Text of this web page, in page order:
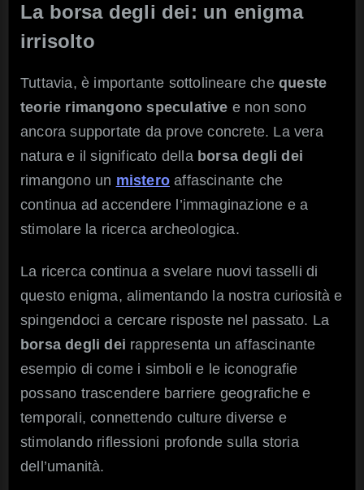
La borsa degli dei: un enigma
irrisolto
Tuttavia, è importante sottolineare chequeste
teorie rimangono speculative e non sono
ancora supportate da prove concrete. La vera
natura e il significato della borsa degli dei
rimangono un mistero affascinante che
continua ad accendere l’immaginazione e a
stimolare la ricerca archeologica.
La ricerca continua a svelare nuovi tasselli di
questo enigma, alimentando la nostra curiosità e
spingendoci a cercare risposte nel passato. La
borsa degli dei rappresenta un affascinante
esempio di come i simboli e le iconografie
possano trascendere barriere geografiche e
temporali, connettendo culture diverse e
stimolando riflessioni profonde sulla storia
dell’umanità.